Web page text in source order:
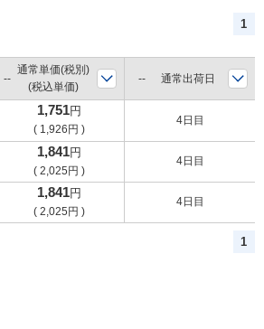
1
通常単価(税別)
(税込単価)
通常出荷日
1,751円
( 1,926 円 )
4日目
1,841円
( 2,025 円 )
4日目
1,841円
( 2,025 円 )
4日目
1